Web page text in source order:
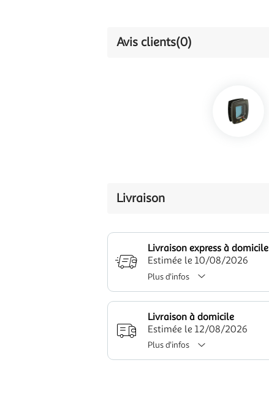
Avis clients(0)
Livraison
Livraison express à domicile
Estimée le 10/08/2026
Plus d'infos
Livraison à domicile
Estimée le 12/08/2026
Plus d'infos